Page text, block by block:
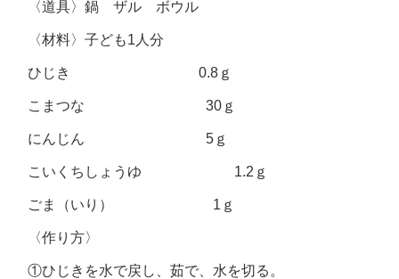
〈道具〉鍋 ザル ボウル
〈材料〉子ども1人分
ひじき 0.8ｇ
こまつな 30ｇ
にんじん 5ｇ
こいくちしょうゆ 1.2ｇ
ごま（いり） 1ｇ
〈作り方〉
①ひじきを水で戻し、茹で、水を切る。